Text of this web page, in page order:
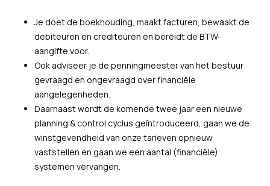
Je doet de boekhouding, maakt facturen, bewaakt de
debiteuren en crediteuren en bereidt de BTW-
aangifte voor.
Ook adviseer je de penningmeester van het bestuur
gevraagd en ongevraagd over financiële
aangelegenheden.
Daarnaast wordt de komende twee jaar een nieuwe
planning & control cyclus geïntroduceerd, gaan we de
winstgevendheid van onze tarieven opnieuw
vaststellen en gaan we een aantal (financiële)
systemen vervangen.